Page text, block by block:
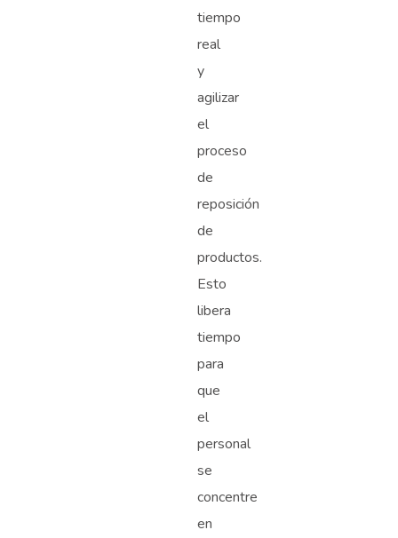
tiempo
real
y
agilizar
el
proceso
de
reposición
de
productos.
Esto
libera
tiempo
para
que
el
personal
se
concentre
en